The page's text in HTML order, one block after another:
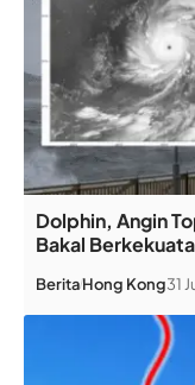
Dolphin, Angin
Bakal
BeritaHong Kong31